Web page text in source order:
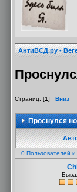
АнтиВСД.ру -
Страниц: [1] Вниз
Проснулся
0 Пользователей и